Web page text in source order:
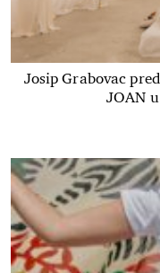
Josip Grabovac
JOAN